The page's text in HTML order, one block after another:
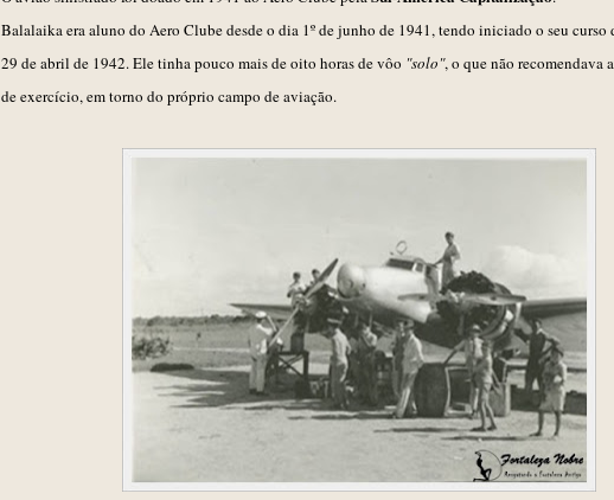
Balalaika era aluno do Aero Clube desde o dia 1º de junho de 1941, tendo iniciado o seu
29 de abril de 1942.Eletinha pouco mais de oito horas devôo "solo",o que não recomendava
de exercício, em torno do próprio campo de aviação.